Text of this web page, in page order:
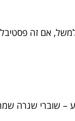
אם זה
– שוברי שגרה